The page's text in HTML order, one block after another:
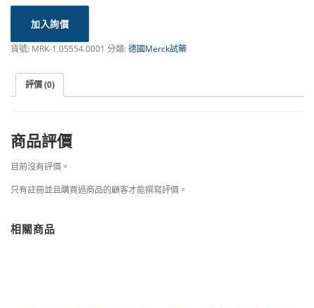
加入詢價
貨號: MRK-1.05554.0001 分類:德國Merck試藥
評價 (0)
商品評價
目前沒有評價。
只有註冊並且購買過商品的顧客才能撰寫評價。
相關商品